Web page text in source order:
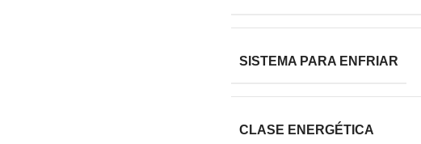
SISTEMA PARA ENFRIAR
CLASE ENERGÉTICA